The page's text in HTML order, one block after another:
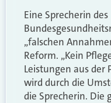
Eine Sprecherin des
„falschen
Reform. „Kein
Leistungen aus der
wird durch die
die Sprecherin. Die